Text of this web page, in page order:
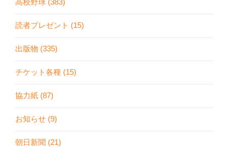
高校野球 (383)
読者プレゼント (15)
出版物 (335)
チケット各種 (15)
協力紙 (87)
お知らせ (9)
朝日新聞 (21)